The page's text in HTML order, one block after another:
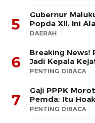
5
Gubernur
Popda XII, Ini
DAERAH
6
Breaking
Jadi Kepala
PENTING DIBACA
7
Gaji PPPK
Pemda: Itu
PENTING DIBACA